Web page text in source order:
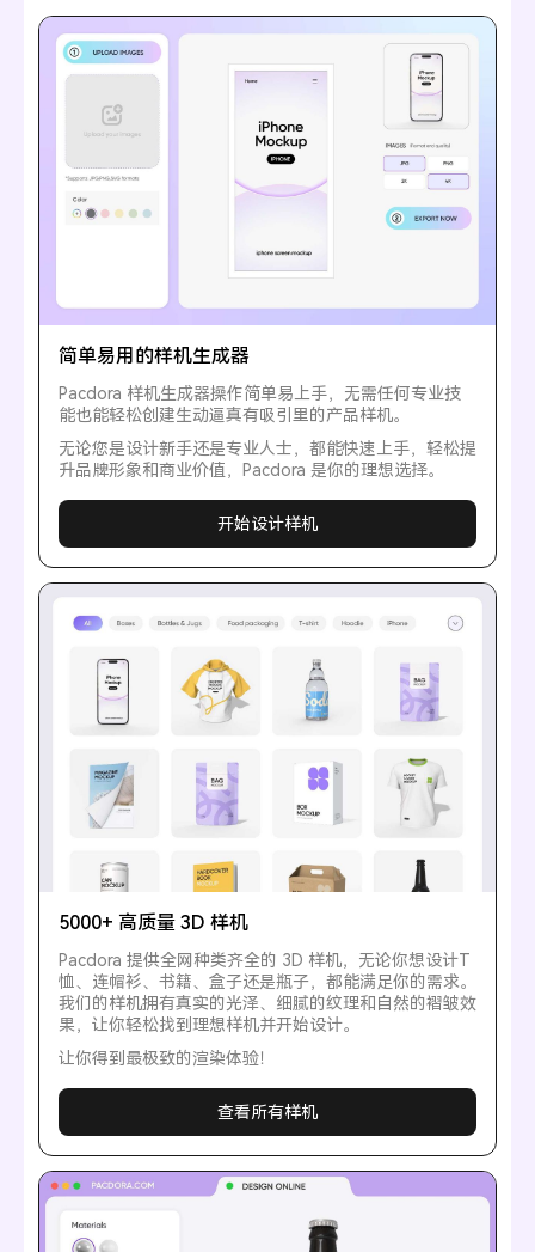
简单易用的样机生成器
Pacdora 样机生成器操作简单易上手，无需任何专业技
能也能轻松创建生动逼真有吸引里的产品样机。
无论您是设计新手还是专业人士，都能快速上手，轻松提
升品牌形象和商业价值，Pacdora 是你的理想选择。
开始设计样机
5000+ 高质量 3D 样机
Pacdora 提供全网种类齐全的 3D 样机，无论你想设计T
恤、连帽衫、书籍、盒子还是瓶子，都能满足你的需求。
我们的样机拥有真实的光泽、细腻的纹理和自然的褶皱效
果，让你轻松找到理想样机并开始设计。
让你得到最极致的渲染体验！
查看所有样机